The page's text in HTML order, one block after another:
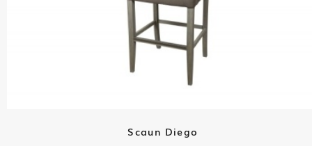
Scaun Diego